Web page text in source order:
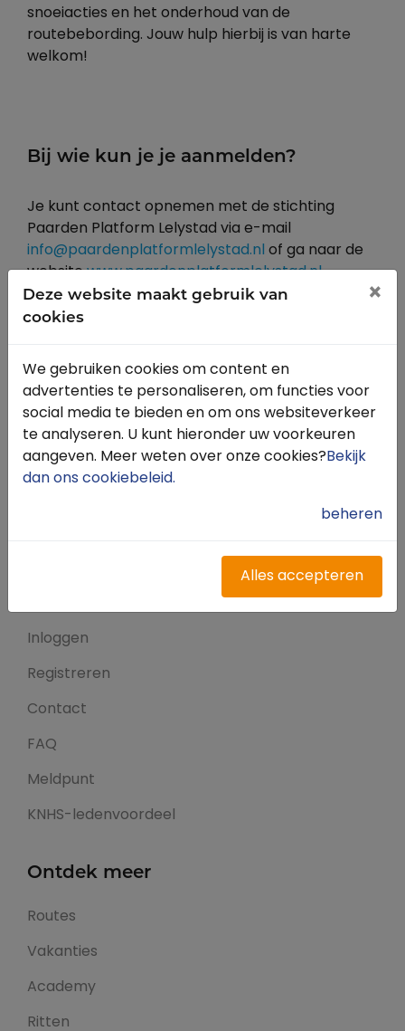
snoeiacties en het onderhoud van de
routebebording. Jouw hulp hierbij is van harte
welkom!
Bij wie kun je je aanmelden?
Je kunt contact opnemen met de stichting
Paarden Platform Lelystad via e-mail
info@paardenplatformlelystad.nl of ga naar de
websitewww.paardenplatformlelystad.nl.
Inloggen
Registreren
Contact
FAQ
Meldpunt
KNHS-ledenvoordeel
Ontdek meer
Routes
Vakanties
Academy
Ritten
Deze website maakt gebruik van
cookies
×
We gebruiken cookies om content en
advertenties te personaliseren, om functies voor
social media te bieden en om ons websiteverkeer
te analyseren. U kunt hieronder uw voorkeuren
aangeven. Meer weten over onze cookies? Bekijk
dan ons cookiebeleid.
beheren
Alles accepteren